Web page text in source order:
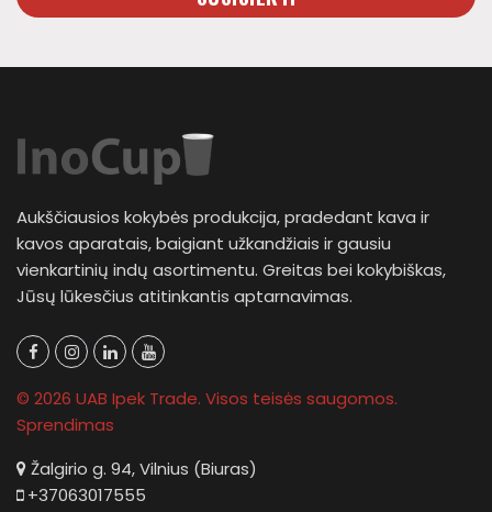
Aukščiausios kokybės produkcija, pradedant kava ir
kavos aparatais, baigiant užkandžiais ir gausiu
vienkartinių indų asortimentu. Greitas bei kokybiškas,
Jūsų lūkesčius atitinkantis aptarnavimas.
© 2026 UAB Ipek Trade. Visos teisės saugomos.
Sprendimas
Žalgirio g. 94, Vilnius (Biuras)
+37063017555